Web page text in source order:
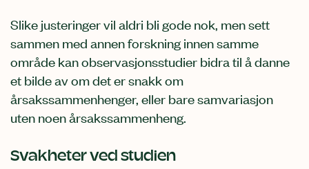
Slike justeringer vil aldri bli gode nok, men sett
sammen med annen forskning innen samme
område kan observasjonsstudier bidra til å danne
et bilde av om det er snakk om
årsakssammenhenger, eller bare samvariasjon
uten noen årsakssammenheng.
Svakheter ved studien